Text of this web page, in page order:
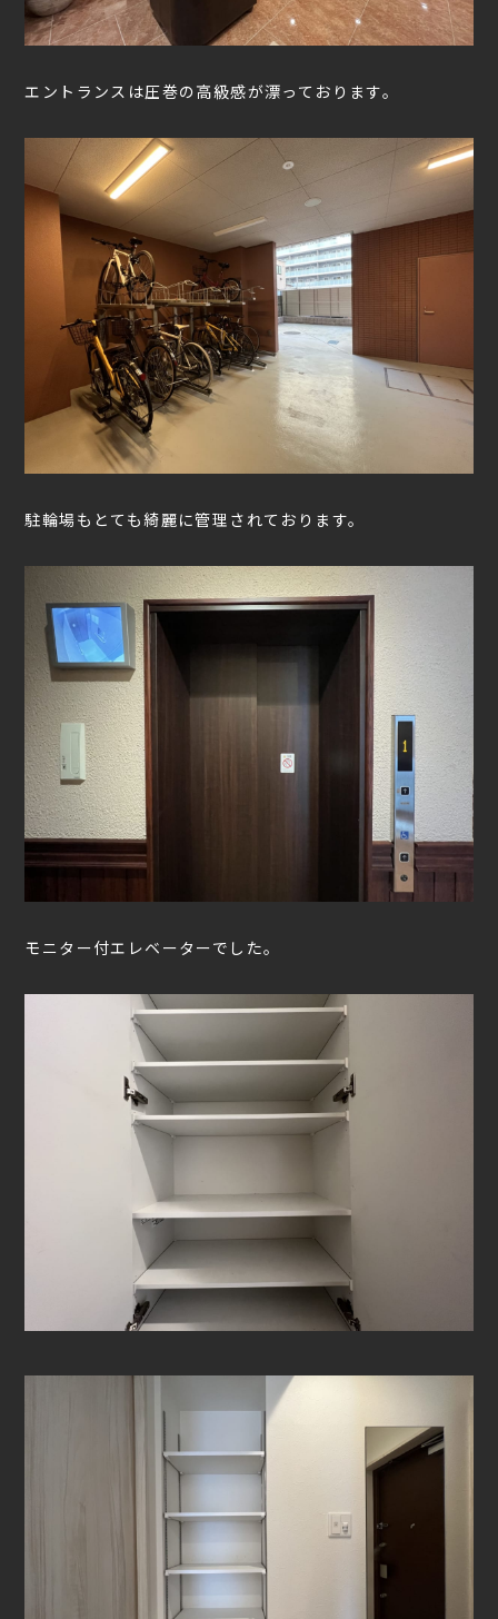
エントランスは圧巻の高級感が漂っております。
駐輪場もとても綺麗に管理されております。
モニター付エレベーターでした。